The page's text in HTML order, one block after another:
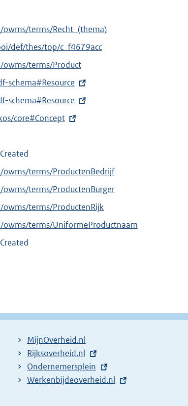
terms/Recht_(thema)
def/thes/top/c_f4679acc
terms/Product
core#Concept
terms/ProductenBedrijf
terms/ProductenBurger
terms/ProductenRijk
terms/UniformeProductnaam
MijnOverheid.nl
E
x
t
Rijksoverheid.nl
E
x
Ondernemersplein
E
Werkenbijdeoverheid.nl